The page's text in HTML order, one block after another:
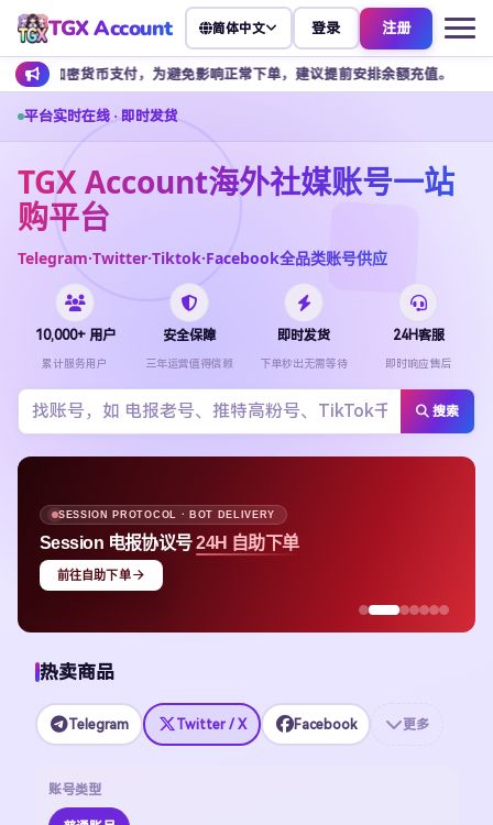
TGX Account 简体中文 登录 注册
付，为避免影响正常下单，建议提前安排余额充值。 客服不接
平台实时在线 · 即时发货
TGX Account海外社媒账号一站
购平台
Telegram·Twitter·Tiktok·Facebook全品类账号供应
10,000+ 用户
累计服务用户
安全保障
三年运营值得信赖
即时发货
下单秒出无需等待
24H客服
即时响应售后
搜索
SESSION PROTOCOL · BOT DELIVERY
Session 电报协议号24H 自助下单
前往自助下单
热卖商品
Telegram Twitter / X Facebook 更多
账号类型